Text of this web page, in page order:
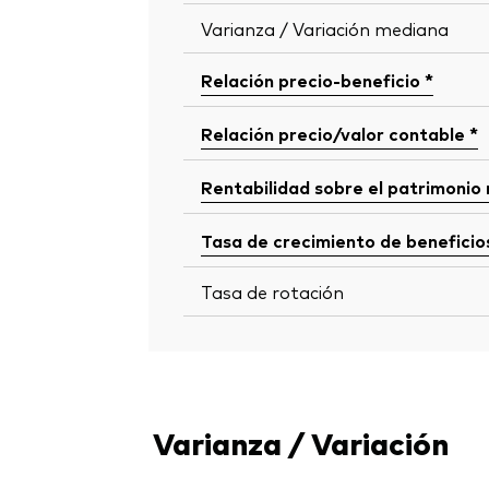
Varianza / Variación mediana
Relación precio-beneficio *
Relación precio/valor contable *
Rentabilidad sobre el patrimonio
Tasa de crecimiento de
Tasa de rotación
Varianza / Variación